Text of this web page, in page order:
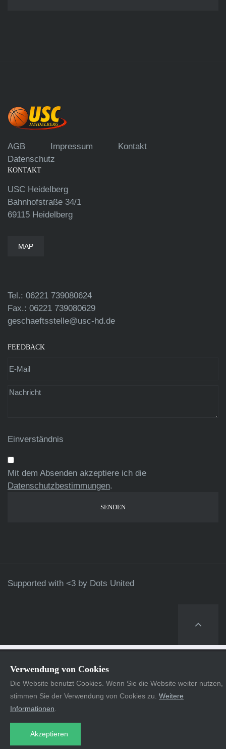
AGB Impressum
Kontakt
Datenschutz
KONTAKT
USC Heidelberg
Bahnhofstraße 34/1
69115 Heidelberg
MAP
Tel.: 06221 739080624
Fax.: 06221 739080629
geschaeftsstelle@usc-hd.de
FEEDBACK
Einverständnis
Mit dem Absenden akzeptiere ich die
Datenschutzbestimmungen.
Supported with <3 by Dots United
Verwendung von Cookies
Die Website benutzt Cookies. Wenn Sie die Website weiter nutzen,
stimmen Sie der Verwendung von Cookies zu. Weitere
Informationen
Akzeptieren